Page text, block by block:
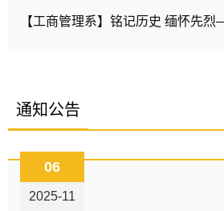
通知公告
06
2025-11